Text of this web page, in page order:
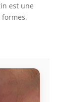
est une
formes,